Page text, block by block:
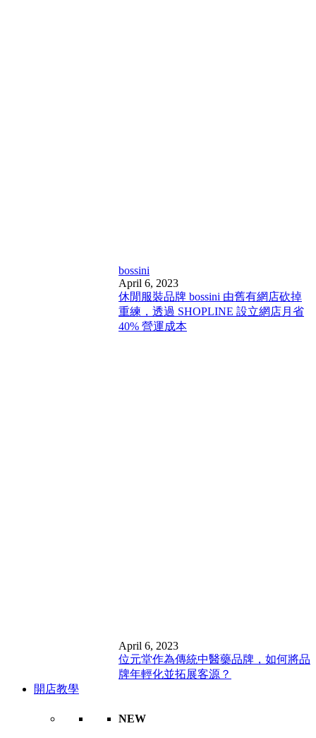
bossini
April 6, 2023
休閒服裝品牌 bossini 由舊有網店砍掉
重練，透過 SHOPLINE 設立網店月省
40% 營運成本
April 6, 2023
位元堂作為傳統中醫藥品牌，如何將品
牌年輕化並拓展客源？
開店教學
NEW